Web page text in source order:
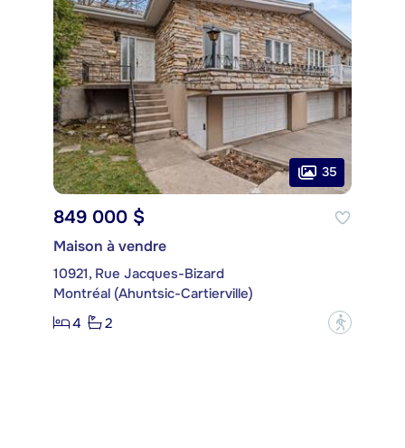
35
849 000 $
Maison à vendre
10921, Rue Jacques-Bizard
Montréal (Ahuntsic-Cartierville)
4
2 ?